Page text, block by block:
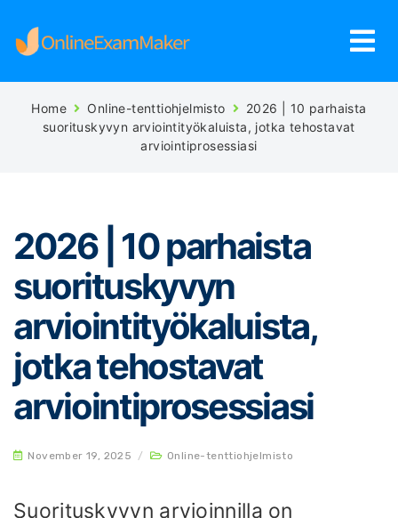
Home Online-tenttiohjelmisto
2026 | 10 parhaista
suorituskyvyn arviointityökaluista, jotka tehostavat
arviointiprosessiasi
2026 | 10 parhaista
suorituskyvyn
arviointityökaluista,
jotka tehostavat
arviointiprosessiasi
November 19, 2025 / Online-tenttiohjelmisto
Suorituskyvyn arvioinnilla on